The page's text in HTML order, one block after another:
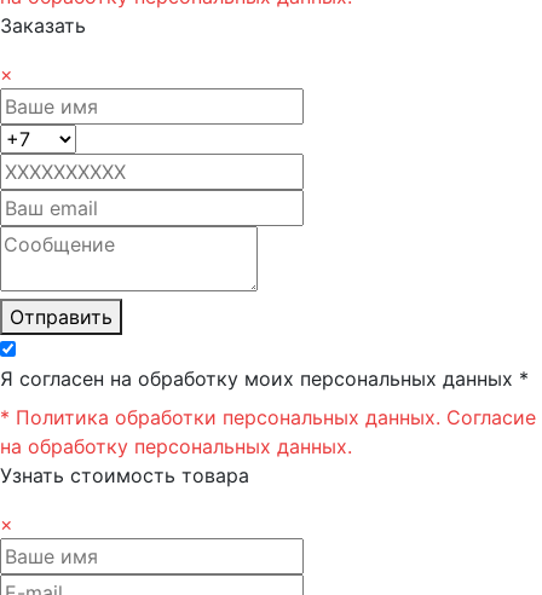
Заказать
×
Отправить
Я согласен на обработку моих персональных данных *
* Политика обработки персональных данных. Согласие
на обработку персональных данных.
Узнать стоимость товара
×